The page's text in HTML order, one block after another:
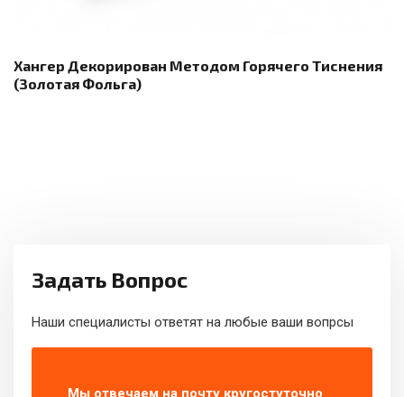
Хангер Декорирован Методом Горячего Тиснения
(золотая Фольга)
Задать Вопрос
Наши специалисты ответят на любые ваши вопрсы
Мы отвечаем на почту кругостуточно